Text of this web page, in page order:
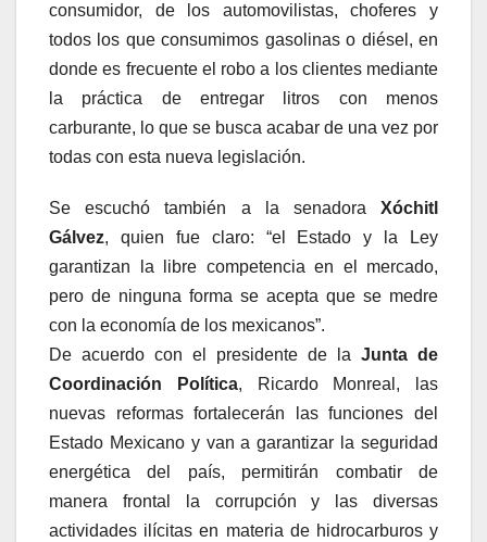
consumidor, de los automovilistas, choferes y
todos los que consumimos gasolinas o diésel, en
donde es frecuente el robo a los clientes mediante
la práctica de entregar litros con menos
carburante, lo que se busca acabar de una vez por
todas con esta nueva legislación.
Se escuchó también a la senadora Xóchitl
Gálvez, quien fue claro: “el Estado y la Ley
garantizan la libre competencia en el mercado,
pero de ninguna forma se acepta que se medre
con la economía de los mexicanos”.
De acuerdo con el presidente de la Junta de
Coordinación Política, Ricardo Monreal, las
nuevas reformas fortalecerán las funciones del
Estado Mexicano y van a garantizar la seguridad
energética del país, permitirán combatir de
manera frontal la corrupción y las diversas
actividades ilícitas en materia de hidrocarburos y